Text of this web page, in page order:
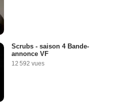
Scrubs - saison 4 Bande-
annonce VF
12 592 vues